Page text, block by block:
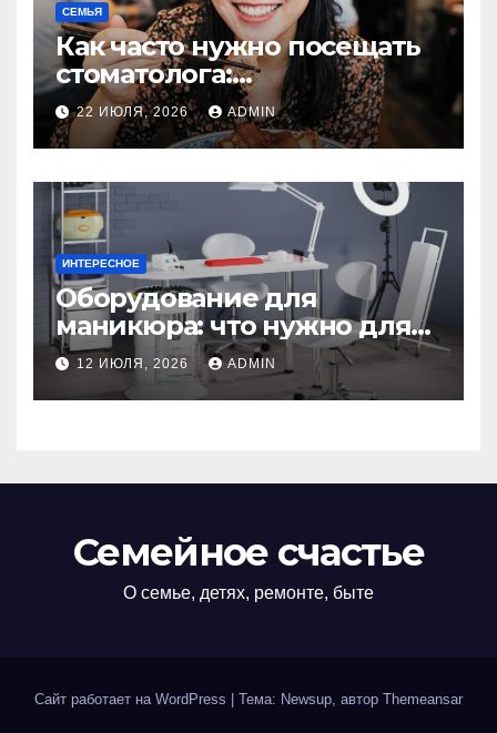
СЕМЬЯ
Как часто нужно посещать
стоматолога:
рекомендации для
здоровья зубов
22 ИЮЛЯ, 2026 ADMIN
ИНТЕРЕСНОЕ
Оборудование для
маникюра: что нужно для
идеального маникюра
12 ИЮЛЯ, 2026 ADMIN
Семейное счастье
О семье, детях, ремонте, быте
Сайт работает на WordPress Тема: Newsup, автор Themeansar